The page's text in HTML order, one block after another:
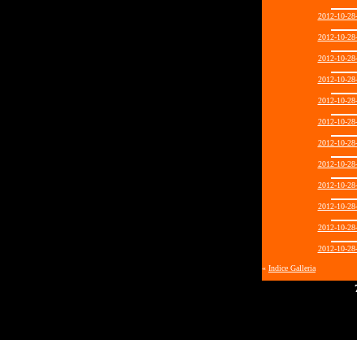
2012-10-
2012-10-
2012-10-
2012-10-
2012-10-
2012-10-
2012-10-
2012-10-
2012-10-
2012-10-
2012-10-
2012-10-
« Indice Galleria